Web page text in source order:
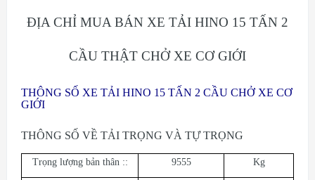
ĐỊA CHỈ MUA BÁN XE TẢI HINO 15 TẤN 2
CẦU THẬT CHỞ XE CƠ GIỚI
THÔNG SỐ XE TẢI HINO 15 TẤN 2 CẦU CHỞ XE CƠ
GIỚI
THÔNG SỐ VỀ TẢI TRỌNG VÀ TỰ TRỌNG
Trọng lượng bản thân :: 9555 Kg